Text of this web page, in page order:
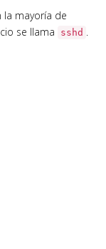
la mayoría de
se llama
sshd